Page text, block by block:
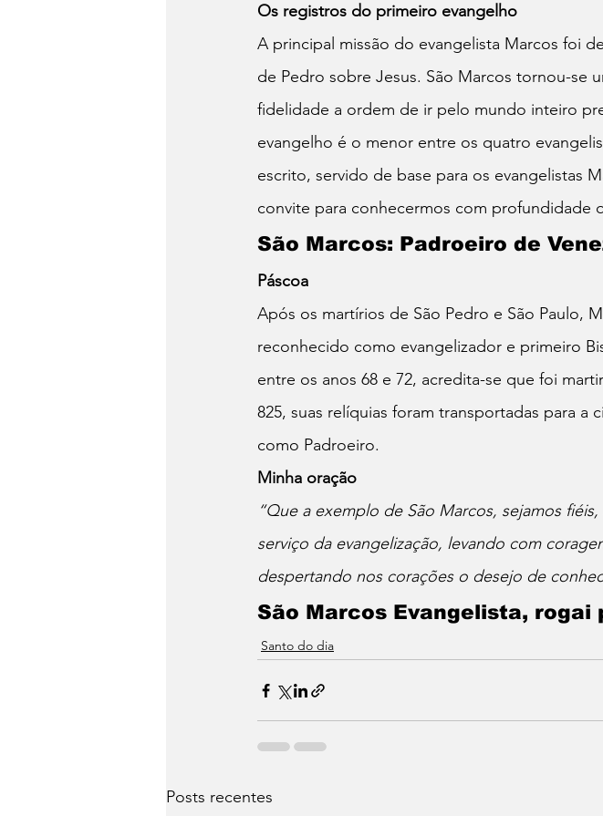
Os registros do primeiro evangelho
A principal missão do evangelista Marcos foi
de Pedro sobre Jesus. São Marcos tornou-se
fidelidade a ordem de ir pelo mundo inteiro
evangelho é o menor entre os quatro
escrito, servido de base para os evangelistas
convite para conhecermos com profundidade
São Marcos: Padroeiro de
Páscoa
Após os martírios de São Pedro e São Paulo,
reconhecido como evangelizador e primeiro
entre os anos 68 e 72, acredita-se que foi
825, suas relíquias foram transportadas para
como Padroeiro.
Minha oração
“Que a exemplo de São Marcos, sejamos
serviço da evangelização, levando com
despertando nos corações o desejo de
São Marcos Evangelista, rogai
Santo do dia
Posts recentes